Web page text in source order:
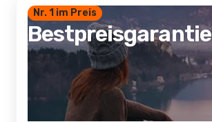
Nr. 1 im Preis
Bestpreisgarantie